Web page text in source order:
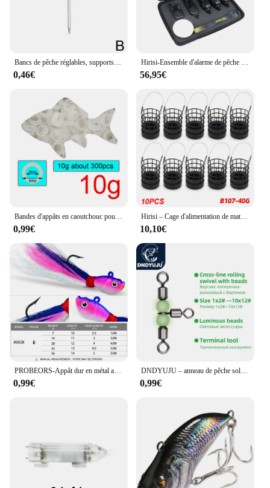
Bancs de pêche réglables, supports de support télescopiques, extension du plus récent support rapide, accessoires de pêche, 50 cm, 80cm
0,46€
Hirisi-Ensemble d'alarme de pêche à la carpe sans fil avec lumière de camping, indicateur d'alarme de morsure étanche S7-4D accessoires de pêche
56,95€
Bandes d'appâts en caoutchouc pour la pêche, leurre pour ver de sang, bande élastique, 3mm à 10mm, 10 g/lot
0,99€
Hirisi – Cage d'alimentation de matériel de pêche, ronde pour matériel de pêche grossier, 20g 30g 40g 60g 70g, 10 pièces
10,10€
0,99€
DNDYUJU – anneau de pêche solide, équipement, accessoire, roulement, Triple pivot, connecteur, hameçons, 10 pièces
0,99€